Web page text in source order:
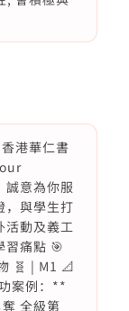
港華仁書
意為你服
，與學生打
活動及義工
習痛點 🎯
🧬 | M1 📐
案例：**
全級第